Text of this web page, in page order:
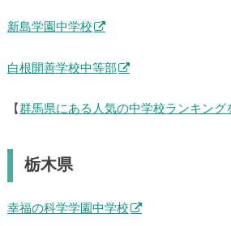
新島学園中学校
白根開善学校中等部
【 群馬県にある人気の中学校ランキング
栃木県
幸福の科学学園中学校